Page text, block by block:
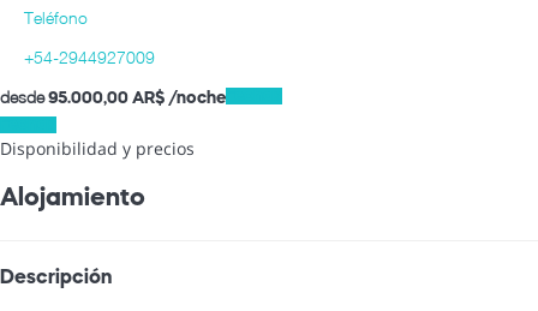
Teléfono
+54-2944927009
desde95.000,00 AR$ /noche
Disponibilidad y precios
Alojamiento
Descripción